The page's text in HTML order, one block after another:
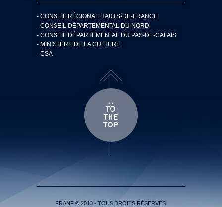
- CONSEIL RÉGIONAL HAUTS-DE-FRANCE
- CONSEIL DÉPARTEMENTAL DU NORD
- CONSEIL DÉPARTEMENTAL DU PAS-DE-CALAIS
- MINISTÈRE DE LA CULTURE
- CSA
FRANF © 2013 - TOUS DROITS RÉSERVÉS.